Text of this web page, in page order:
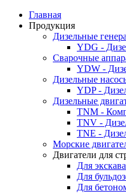
Главная
Продукция
Дизельные
YDG -
Cварочные
YDW -
Дизельные
YDP -
Дизельные
TNM -
TNV -
TNE -
Морские
Двигатели для
Для
Для
Для